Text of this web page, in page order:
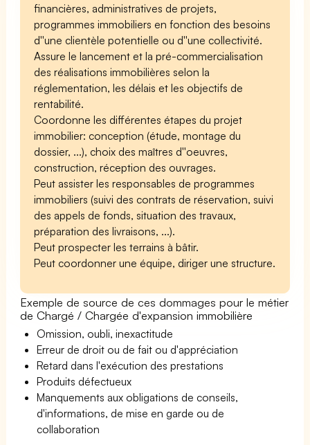
financières, administratives de projets,
programmes immobiliers en fonction des besoins
d''une clientèle potentielle ou d''une collectivité.
Assure le lancement et la pré-commercialisation
des réalisations immobilières selon la
réglementation, les délais et les objectifs de
rentabilité.
Coordonne les différentes étapes du projet
immobilier: conception (étude, montage du
dossier, ...), choix des maîtres d''oeuvres,
construction, réception des ouvrages.
Peut assister les responsables de programmes
immobiliers (suivi des contrats de réservation, suivi
des appels de fonds, situation des travaux,
préparation des livraisons, ...).
Peut prospecter les terrains à bâtir.
Peut coordonner une équipe, diriger une structure.
Exemple de source de ces dommages pour le métier
de Chargé / Chargée d'expansion immobilière
Omission, oubli, inexactitude
Erreur de droit ou de fait ou d'appréciation
Retard dans l'exécution des prestations
Produits défectueux
Manquements aux obligations de conseils,
d'informations, de mise en garde ou de
collaboration